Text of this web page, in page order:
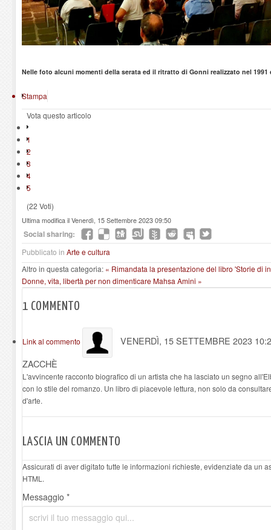
Nelle foto alcuni momenti della serata ed il ritratto di Gonni realizzato nel 1991
Stampa
Vota questo articolo
1
2
3
4
5
(22 Voti)
Ultima modifica il Venerdì, 15 Settembre 2023 09:50
Social sharing:
Pubblicato in Arte e cultura
Altro in questa categoria: « Rimandata la presentazione del libro 'Storie di
Donne, vita, libertà per non dimenticare Mahsa Amini »
1 COMMENTO
Link al commento
VENERDÌ, 15 SETTEMBRE 2023
ZACCHÈ
L'avvincente racconto biografico di un artista che ha lasciato un segno
con lo stile del romanzo. Un libro di piacevole lettura, non solo da
d'arte.
LASCIA UN COMMENTO
Assicurati di aver digitato tutte le informazioni richieste, evidenziate da un
HTML.
Messaggio *